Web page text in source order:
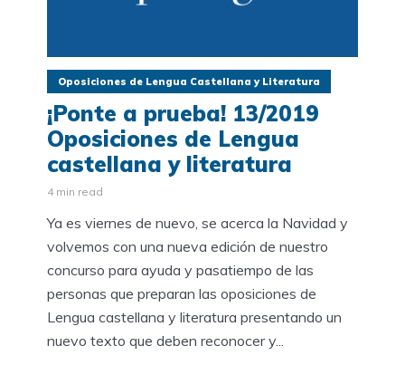
Oposiciones de Lengua Castellana y Literatura
¡Ponte a prueba! 13/2019
Oposiciones de Lengua
castellana y literatura
4 min read
Ya es viernes de nuevo, se acerca la Navidad y
volvemos con una nueva edición de nuestro
concurso para ayuda y pasatiempo de las
personas que preparan las oposiciones de
Lengua castellana y literatura presentando un
nuevo texto que deben reconocer y...